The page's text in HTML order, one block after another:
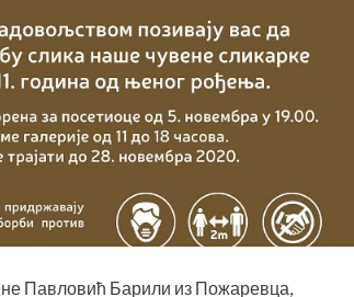
Павловић Барили из Пожаревца,